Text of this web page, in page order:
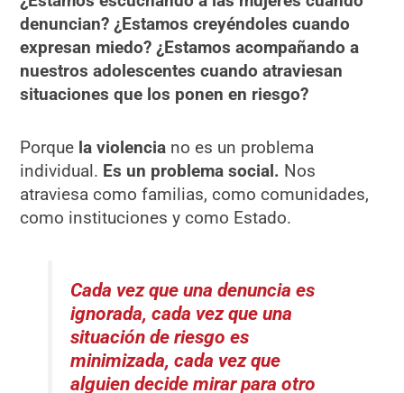
denuncian? ¿Estamos creyéndoles cuando
expresan miedo? ¿Estamos acompañando a
nuestros adolescentes cuando atraviesan
situaciones que los ponen en riesgo?
Porque la violencia no es un problema
individual. Es un problema social. Nos
atraviesa como familias, como comunidades,
como instituciones y como Estado.
Cada vez que una denuncia es
ignorada, cada vez que una
situación de riesgo es
minimizada, cada vez que
alguien decide mirar para otro